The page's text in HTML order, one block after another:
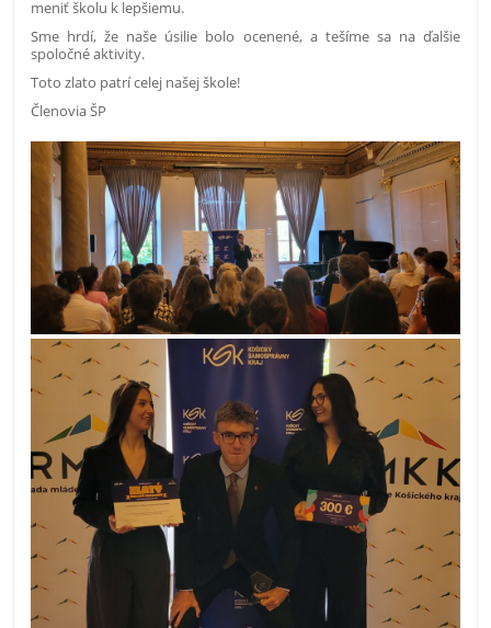
meniť školu k lepšiemu.
Sme hrdí, že naše úsilie bolo ocenené, a tešíme sa na ďalšie
spoločné aktivity.
Toto zlato patrí celej našej škole!
Členovia ŠP